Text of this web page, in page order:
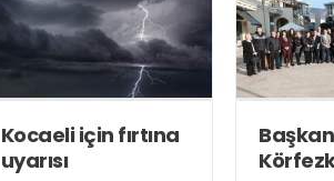
Kocaeli için fırtına
uyarısı